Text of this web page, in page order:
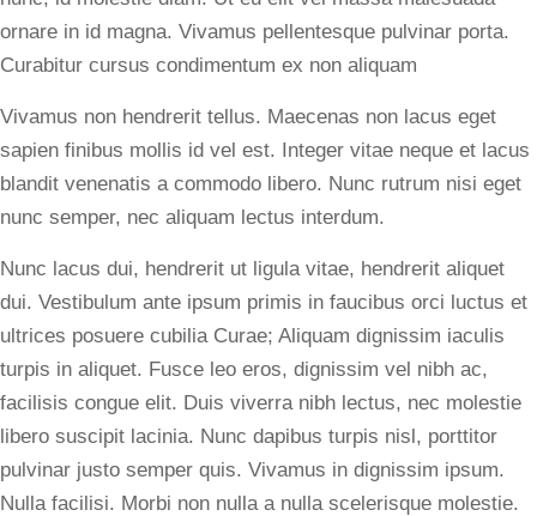
ornare in id magna. Vivamus pellentesque pulvinar porta.
Curabitur cursus condimentum ex non aliquam
Vivamus non hendrerit tellus. Maecenas non lacus eget
sapien finibus mollis id vel est. Integer vitae neque et lacus
blandit venenatis a commodo libero. Nunc rutrum nisi eget
nunc semper, nec aliquam lectus interdum.
Nunc lacus dui, hendrerit ut ligula vitae, hendrerit aliquet
dui. Vestibulum ante ipsum primis in faucibus orci luctus et
ultrices posuere cubilia Curae; Aliquam dignissim iaculis
turpis in aliquet. Fusce leo eros, dignissim vel nibh ac,
facilisis congue elit. Duis viverra nibh lectus, nec molestie
libero suscipit lacinia. Nunc dapibus turpis nisl, porttitor
pulvinar justo semper quis. Vivamus in dignissim ipsum.
Nulla facilisi. Morbi non nulla a nulla scelerisque molestie.